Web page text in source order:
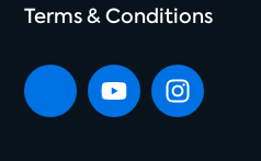
Terms & Conditions